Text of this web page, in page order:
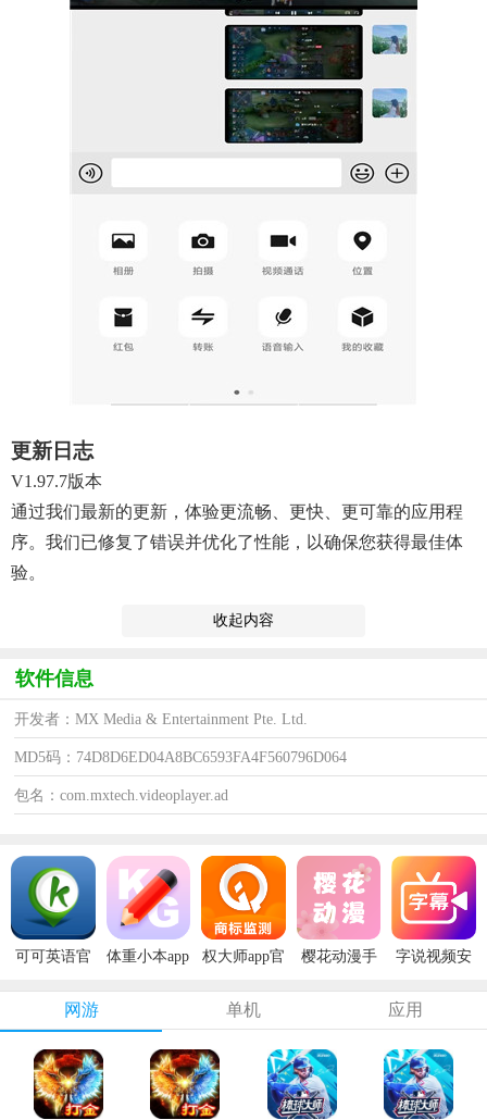
更新日志
V1.97.7版本
通过我们最新的更新，体验更流畅、更快、更可靠的应用程
序。我们已修复了错误并优化了性能，以确保您获得最佳体
验。
收起内容
软件信息
开发者：MX Media & Entertainment Pte. Ltd.
MD5码：74D8D6ED04A8BC6593FA4F560796D064
包名：com.mxtech.videoplayer.ad
可可英语官
体重小本app
权大师app官
樱花动漫手
字说视频安
网游 单机 应用